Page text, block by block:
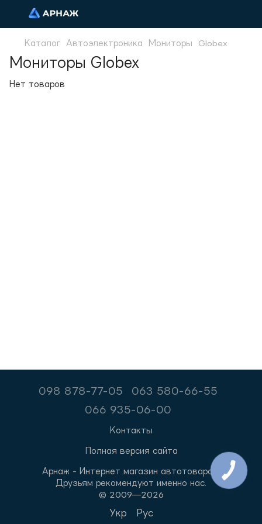
Каталог Автоэлектроника Мониторы Globex
Мониторы Globex
Нет товаров
098 878-77-05
063 580-66-55
066 935-06-00
Контакты
Полная версия сайта
Арнаж - Интернет магазин автотоваров.
Друзьям рекомендуют именно нас.
© 2009—2026
Укр Рус